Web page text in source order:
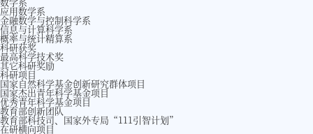
应用数学系
金融数学与控制科学系
信息与计算科学系
概率与统计精算系
科研获奖
最高科学技术奖
其它科研奖励
科研项目
国家自然科学基金创新研究群体项目
国家杰出青年科学基金项目
优秀青年科学基金项目
教育部创新团队
教育部科技司、国家外专局“111引智计划”
在研横向项目